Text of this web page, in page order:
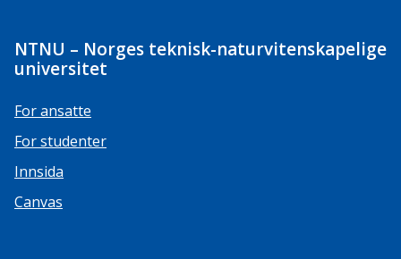
NTNU – Norges teknisk-naturvitenskapelige
universitet
For ansatte
For studenter
Innsida
Canvas